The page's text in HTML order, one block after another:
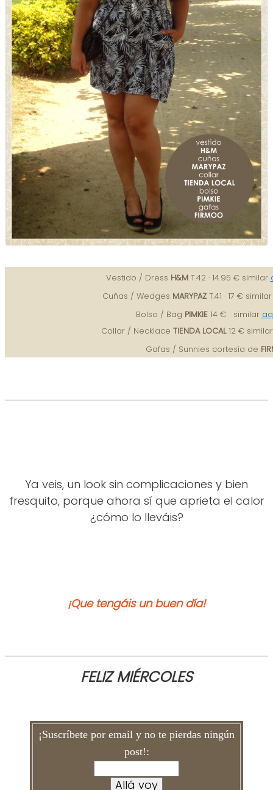
Vestido / Dress H&MT.42 · 14.95 € similar
Cuñas / Wedges MARYPAZT.41 · 17 €
Bolso / Bag PIMKIE14 € similar
Collar / Necklace TIENDA LOCAL12 €
Gafas / Sunnies cortesía de
Ya veis, un look sin complicaciones y bien
fresquito, porque ahora sí que aprieta el calor
¿cómo lo lleváis?
¡Que tengáis un buen día!
FELIZ MIÉRCOLES
¡Suscríbete por email y no te pierdas ningún
post!: